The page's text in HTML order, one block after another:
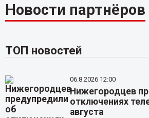
Новости партнёров
ТОП новостей
06.8.2026 12:00
Нижегородцев
отключениях
августа